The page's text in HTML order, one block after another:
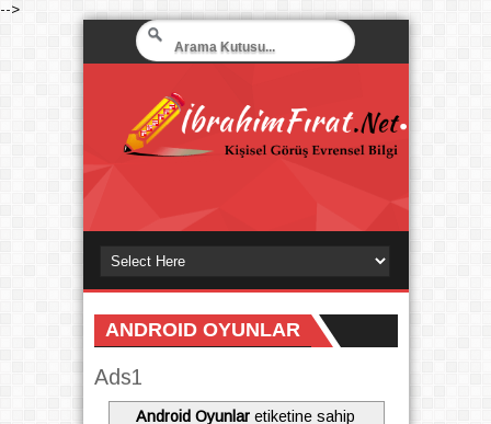
-->
ANDROID OYUNLAR
Ads1
Android Oyunlaretiketine sahip